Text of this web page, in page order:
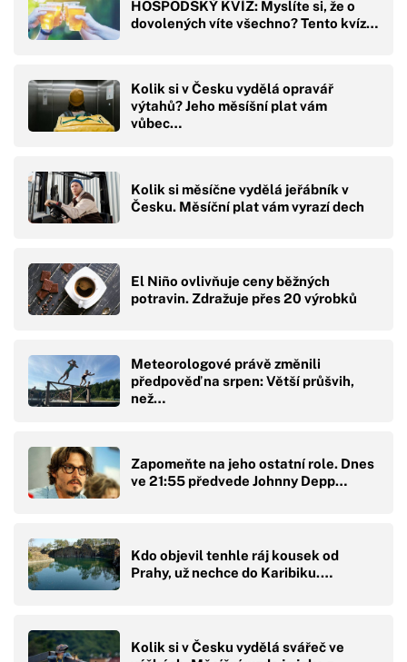
HOSPODSKÝ KVÍZ: Myslíte si, že o
dovolených víte všechno? Tento kvíz…
Kolik si v Česku vydělá opravář
výtahů? Jeho měsíšní plat vám
vůbec…
Kolik si měsíčne vydělá jeřábník v
Česku. Měsíční plat vám vyrazí dech
El Niño ovlivňuje ceny běžných
potravin. Zdražuje přes 20 výrobků
Meteorologové právě změnili
předpověď na srpen: Větší průšvih,
než…
Zapomeňte na jeho ostatní role. Dnes
ve 21:55 předvede Johnny Depp…
Kdo objevil tenhle ráj kousek od
Prahy, už nechce do Karibiku.…
Kolik si v Česku vydělá svářeč ve